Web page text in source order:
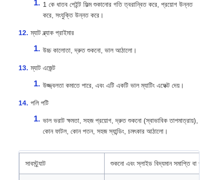
1 কে ধাতব পেইন্ট ফিল্ম শুকানোর গতি ত্বরান্বিত করে, প্রয়োগ উন্নত
করে, সংযুক্তি উন্নত করে।
ম্যাট ব্ল্যাক প্রাইমার
উচ্চ কালোতা, দ্রুত শুকনো, ভাল আঠালো।
ম্যাট এজেন্ট
উজ্জ্বলতা কমাতে পারে, এবং এটি একটি ভাল ম্যাটিং এফেক্ট দেয়।
পলি পটি
ভাল ভরাট ক্ষমতা, সহজ প্রয়োগ, দ্রুত শুকনো (স্বাভাবিক তাপমাত্রায়),
কোন ফাটল, কোন পতন, সহজ স্যান্ডিং, চমৎকার আঠালো।
সাবস্ট্র্যাট শুকনো এবং স্লাইড বিদ্যমান সমাপ্তি বা প্রাইমার